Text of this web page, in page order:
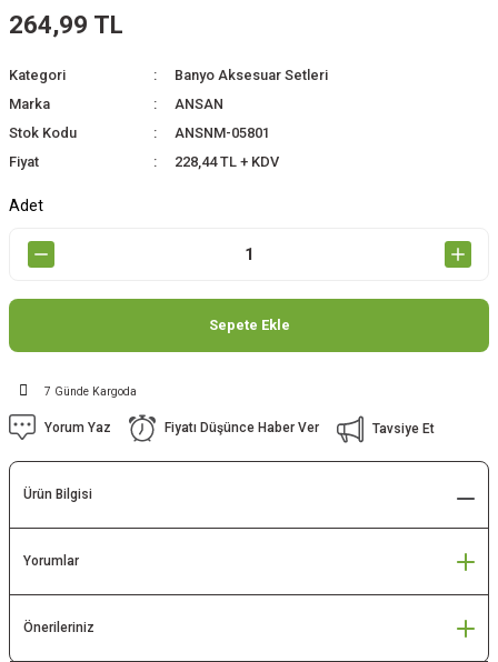
264,99 TL
Kategori
Banyo Aksesuar Setleri
Marka
ANSAN
Stok Kodu
ANSNM-05801
Fiyat
228,44 TL + KDV
Adet
Sepete Ekle
7 Günde Kargoda
Yorum Yaz Fiyatı Düşünce Haber Ver Tavsiye Et
Ürün Bilgisi
Yorumlar
Önerileriniz